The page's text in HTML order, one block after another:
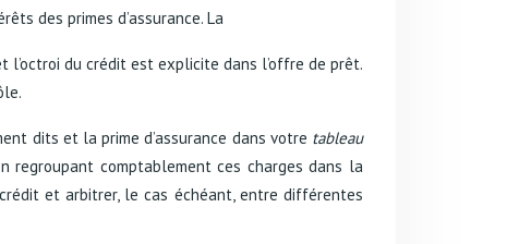
des primes d’assurance. La
du crédit est explicite dans l’offre de prêt.
dits et la prime d’assurance dans votre tableau
comptablement ces charges dans la
et arbitrer, le cas échéant, entre différentes